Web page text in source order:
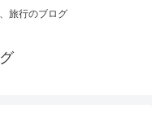
旅行のブログ